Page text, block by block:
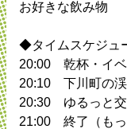
お好きな飲み物
◆タイムスケジュ
20:00 乾杯・イベ
20:10 下川町の渓
20:30 ゆるっと
21:00 終了（もっ